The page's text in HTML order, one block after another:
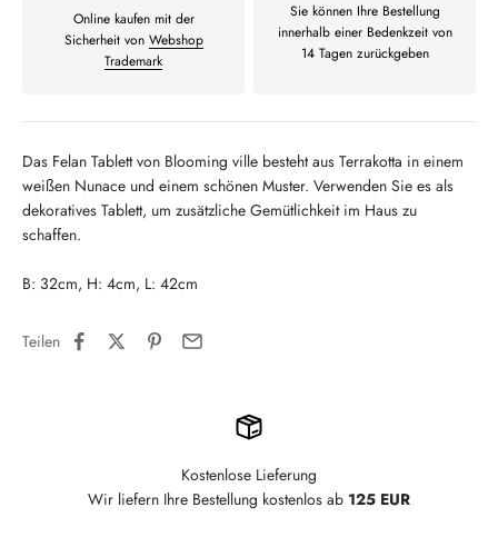
Online kaufen mit der
Sicherheit von Webshop
Trademark
Sie können Ihre Bestellung
innerhalb einer Bedenkzeit von
14 Tagen zurückgeben
Das Felan Tablett von Blooming ville besteht aus Terrakotta in einem
weißen Nunace und einem schönen Muster. Verwenden Sie es als
dekoratives Tablett, um zusätzliche Gemütlichkeit im Haus zu
schaffen.
B: 32cm, H: 4cm, L: 42cm
Teilen
Kostenlose Lieferung
Wir liefern Ihre Bestellung kostenlos ab 125 EUR